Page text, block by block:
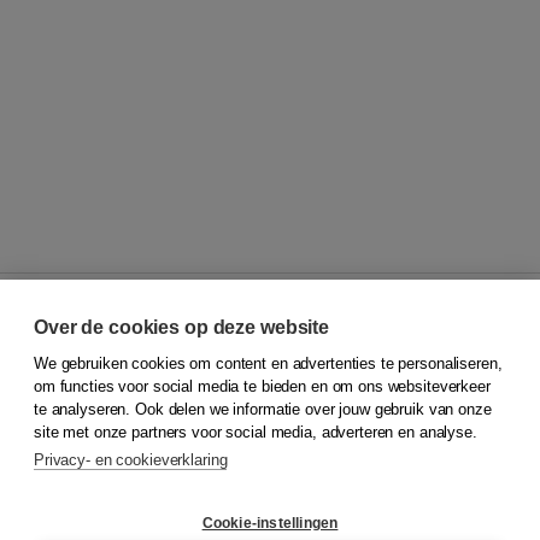
© 2026Koninklijke Boom uitgevers
Klantenservice
Service & informatie
Contact
Over de cookies op deze website
We gebruiken cookies om content en advertenties te personaliseren,
om functies voor social media te bieden en om ons websiteverkeer
te analyseren. Ook delen we informatie over jouw gebruik van onze
site met onze partners voor social media, adverteren en analyse.
Privacy- en cookieverklaring
Cookie-instellingen